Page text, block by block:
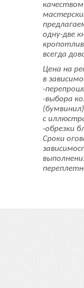
одну-две
всегда
Цена на
в
-
-выбора
с
-обрезки
Сроки